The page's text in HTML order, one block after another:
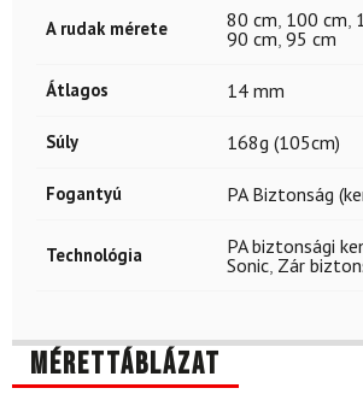
A rudak mérete 80 cm, 100 cm,
90 cm, 95 cm
Átlagos 14 mm
Súly 168g (105cm)
Fogantyú PA Biztonság
Technológia PA biztonsági
Sonic, Zár
Mérettáblázat